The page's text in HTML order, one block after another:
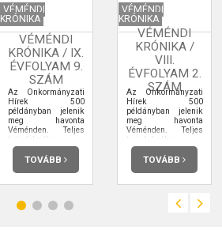
VÉMÉNDI
KRÓNIKA
VÉMÉNDI
KRÓNIKA / IX.
ÉVFOLYAM 9.
SZÁM
Az Önkormányzati
Hírek 500
példányban jelenik
meg havonta
Véménden. Teljes
terjedelmében
elolvashatja.
TOVÁBB
VÉMÉNDI
KRÓNIKA
VÉMÉNDI
KRÓNIKA /
VIII.
ÉVFOLYAM 2.
SZÁM
Az Önkormányzati
Hírek 500
példányban jelenik
meg havonta
Véménden. Teljes
terjedelmében
elolvashatja.
TOVÁBB